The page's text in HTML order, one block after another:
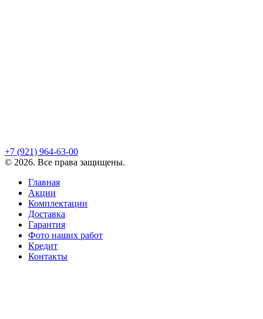
+7 (921) 964-63-00
© 2026. Все права защищены.
Главная
Акции
Комплектации
Доставка
Гарантия
Фото наших работ
Кредит
Контакты